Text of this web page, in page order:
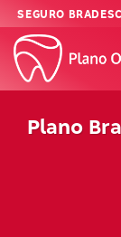
Skip
content
SEGURO
Plano